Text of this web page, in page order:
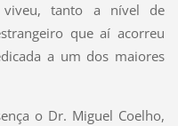
tanto a nível de
que aí acorreu
a um dos maiores
o Dr. Miguel Coelho,